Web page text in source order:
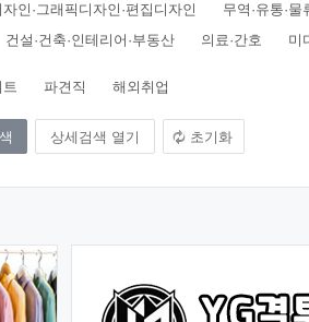
자인·그래픽디자인·편집디자인
무역·유통·물
건설·건축·인테리어·부동산 의료·간호 미
트 파견직 해외취업
상세검색 열기 초기화